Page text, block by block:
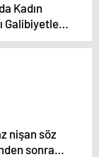
Kadın
Galibiyetlerle
nişan söz
sonra